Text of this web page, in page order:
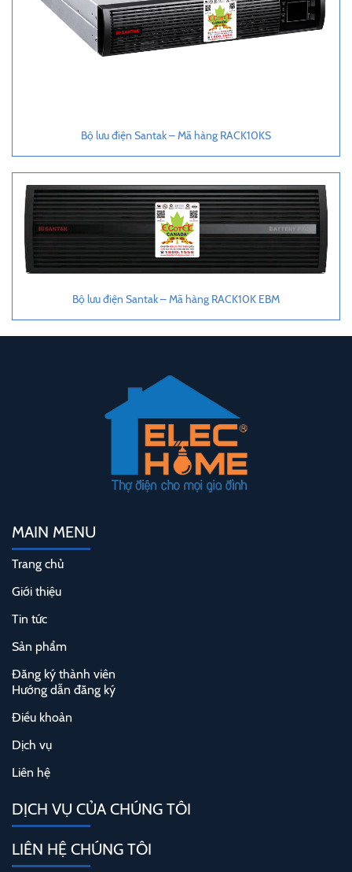
Bộ lưu điện Santak – Mã hàng RACK10KS
Bộ lưu điện Santak – Mã hàng RACK10K EBM
MAIN MENU
Trang chủ
Giới thiệu
Tin tức
Sản phẩm
Đăng ký thành viên
Hướng dẫn đăng ký
Điều khoản
Dịch vụ
Liên hệ
DỊCH VỤ CỦA CHÚNG TÔI
LIÊN HỆ CHÚNG TÔI